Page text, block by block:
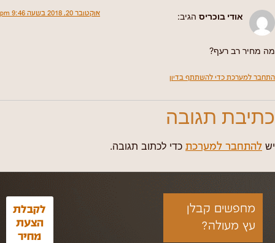
אודי בוכריס הגיב: אוקטובר 20, 2018 בשעה 9:46 pm
מה מחיר רב רעף?
התחבר למערכת כדי להשתתף בדיון
כתיבת תגובה
יש להתחבר למערכת כדי לכתוב תגובה.
מחפשים קבלן
עץ מעולה?
לקבלת
הצעת
מחיר